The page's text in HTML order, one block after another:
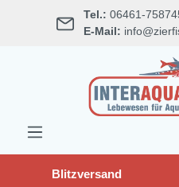
springen Tel.: 06461-
E-Mail:
Blitzversand